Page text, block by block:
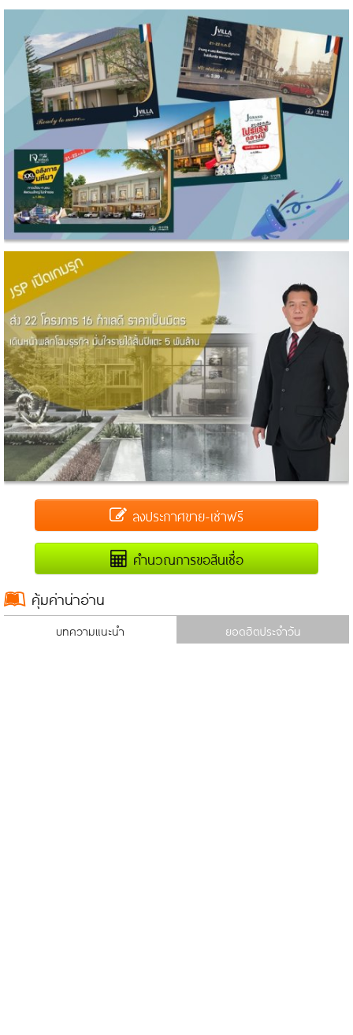
ลงประกาศขาย-เช่าฟรี
คำนวณการขอสินเชื่อ
คุ้มค่าน่าอ่าน
บทความแนะนำ ยอดฮิตประจำวัน